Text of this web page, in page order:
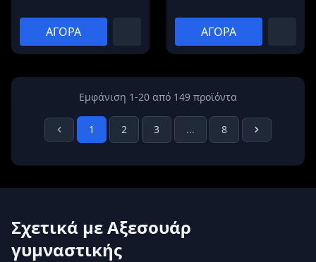
ΑΓΟΡΑ ΑΓΟΡΑ
Εμφάνιση 1-20 από 149 προϊόντα
1 2 3 ... 8
Σχετικά με Αξεσουάρ
γυμναστικής